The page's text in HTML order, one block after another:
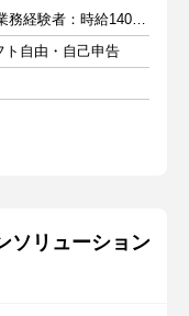
時給1300円～（WEB系業務経験者：時給1400円～）+交通費全額
ト自由・自己申告
ソリューション